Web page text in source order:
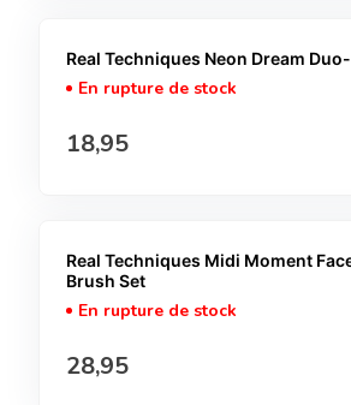
Real Techniques Neon Dream
En rupture de stock
Prix normal
18,95
Real Techniques Midi Moment
Brush Set
En rupture de stock
Prix normal
28,95